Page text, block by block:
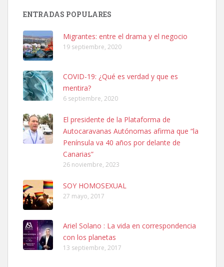
Leales.org » Gran Canaria
SHIBA PERDIDO AVDA JOSE MESA Y LOPEZ
PERRO MACHO RAZA SHIBA CON MICROCHIP PERDIDO HOY
06/07/2025 ZONA MESA Y LOPEZ. ES MUY ASUSTADIZO
Leales.org » Gran Canaria
6.7.2025
Ninfa perdida
El día 5 se los perdió una ninfa papillera, asustada tiene miedo a la
calle, se perdió por la zon...
ENTRADAS POPULARES
Migrantes: entre el drama y el negocio
19 septiembre, 2020
COVID-19: ¿Qué es verdad y que es
mentira?
6 septiembre, 2020
El presidente de la Plataforma de
Autocaravanas Autónomas afirma que “la
Península va 40 años por delante de
Canarias”
26 noviembre, 2023
SOY HOMOSEXUAL
27 mayo, 2017
Ariel Solano : La vida en correspondencia
con los planetas
13 septiembre, 2017